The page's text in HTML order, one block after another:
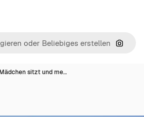
Nach
Mädchen sitzt und me…